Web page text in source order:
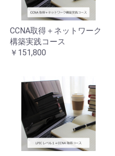
CCNA取得＋ネットワーク
構築実践コース
￥151,800